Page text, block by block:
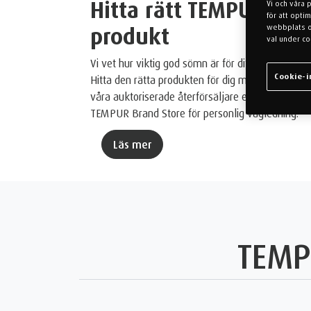
Hitta rätt TEMPUR
-
produkt
Vi vet hur viktig god sömn är för ditt välmående.
Hitta den rätta produkten för dig med hjälp av
våra auktoriserade återförsäljare eller besök en
TEMPUR Brand Store för personlig vägledning.
Läs mer
Vi och våra
för att
webbplats
val under
Cookie-